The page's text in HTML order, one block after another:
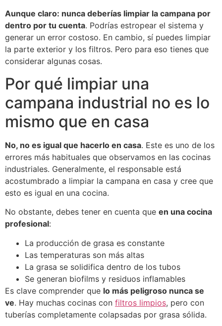
Aunque claro: nunca deberías limpiar la campana por
dentro por tu cuenta. Podrías estropear el sistema y
generar un error costoso. En cambio, sí puedes limpiar
la parte exterior y los filtros. Pero para eso tienes que
considerar algunas cosas.
Por qué limpiar una
campana industrial no es lo
mismo que en casa
No, no es igual que hacerlo en casa. Este es uno de los
errores más habituales que observamos en las cocinas
industriales. Generalmente, el responsable está
acostumbrado a limpiar la campana en casa y cree que
esto es igual en una cocina.
No obstante, debes tener en cuenta que en una cocina
profesional:
La producción de grasa es constante
Las temperaturas son más altas
La grasa se solidifica dentro de los tubos
Se generan biofilms y residuos inflamables
Es clave comprender que lo más peligroso nunca se
ve. Hay muchas cocinas con filtros limpios, pero con
tuberías completamente colapsadas por grasa sólida.